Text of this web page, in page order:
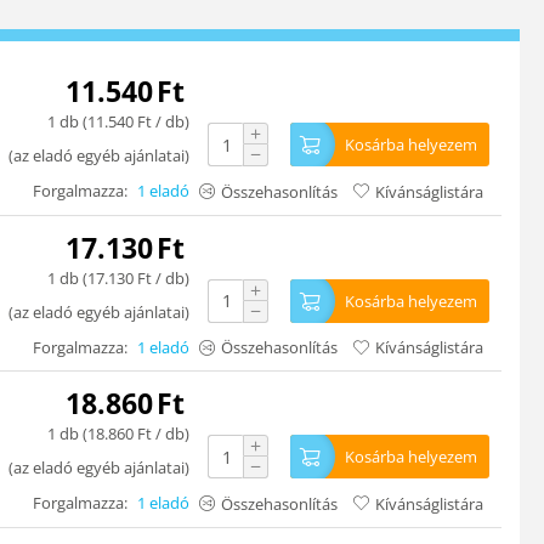
11.540Ft
1 db (11.540 Ft/ db)
(az eladó egyéb ajánlatai)
+
− Kosárba helyezem
Forgalmazza: 1 eladó Összehasonlítás Kívánságlistára
17.130Ft
1 db (17.130 Ft/ db)
(az eladó egyéb ajánlatai)
+
− Kosárba helyezem
Forgalmazza: 1 eladó Összehasonlítás Kívánságlistára
18.860Ft
1 db (18.860 Ft/ db)
(az eladó egyéb ajánlatai)
+
− Kosárba helyezem
Forgalmazza: 1 eladó Összehasonlítás Kívánságlistára